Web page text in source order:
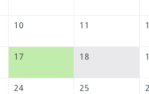
Argentina
10 11
17 18
24 25